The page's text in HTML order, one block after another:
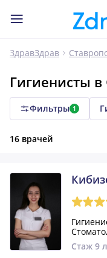
ЗдравЗдрав
Гигиенисты в
Фильтры 1
16 врачей
Стаж 9